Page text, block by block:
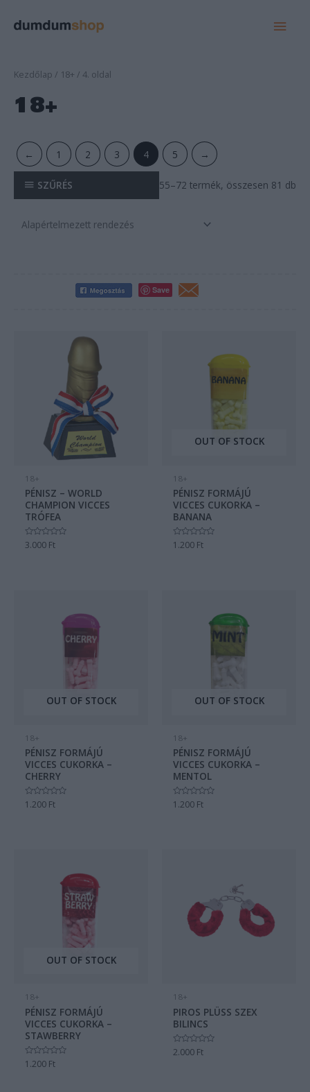
Kezdőlap / 18+ / 4. oldal
18+
← 1 2 3 4 5 →
SZŰRÉS 55–72 termék, összesen 81 db
Save
18+
PÉNISZ – WORLD
CHAMPION VICCES
TRÓFEA
Értékelés:
03.000 Ft
OUT OF STOCK
18+
PÉNISZ FORMÁJÚ
VICCES CUKORKA –
BANANA
Értékelés:
0
1.200 Ft
OUT OF STOCK
18+
PÉNISZ FORMÁJÚ
VICCES CUKORKA –
CHERRY
Értékelés:
0
1.200 Ft
OUT OF STOCK
18+
PÉNISZ FORMÁJÚ
VICCES CUKORKA –
MENTOL
Értékelés:
0
1.200 Ft
OUT OF STOCK
18+
PÉNISZ FORMÁJÚ
VICCES CUKORKA –
STAWBERRY
Értékelés:
0
1.200 Ft
18+
PIROS PLÜSS SZEX
BILINCS
Értékelés:
0
2.000 Ft